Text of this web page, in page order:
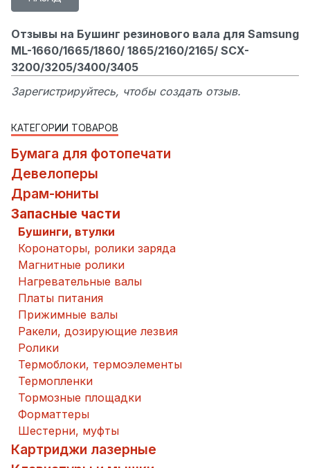
Отзывы на Бушинг резинового вала для Samsung
ML-1660/1665/1860/ 1865/2160/2165/ SCX-
3200/3205/3400/3405
Зарегистрируйтесь, чтобы создать отзыв.
КАТЕГОРИИ ТОВАРОВ
Бумага для фотопечати
Девелоперы
Драм-юниты
Запасные части
Бушинги, втулки
Коронаторы, ролики заряда
Магнитные ролики
Нагревательные валы
Платы питания
Прижимные валы
Ракели, дозирующие лезвия
Ролики
Термоблоки, термоэлементы
Термопленки
Тормозные площадки
Форматтеры
Шестерни, муфты
Картриджи лазерные